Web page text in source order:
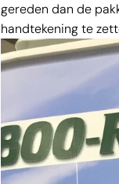
gereden dan de
handtekening te